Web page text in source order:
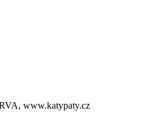
www.katypaty.cz